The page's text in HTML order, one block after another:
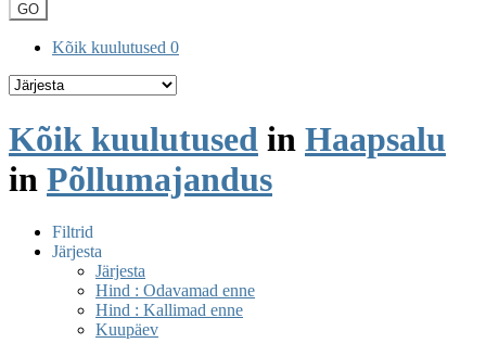
GO
Kõik kuulutused 0
Kõik kuulutused in Haapsalu
in Põllumajandus
Filtrid
Järjesta
Järjesta
Hind : Odavamad enne
Hind : Kallimad enne
Kuupäev